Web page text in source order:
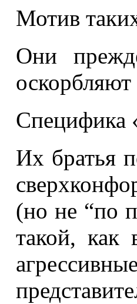
Мотив
Они
оскорбляют
Специфика
Их братья
(но не “по
такой, как